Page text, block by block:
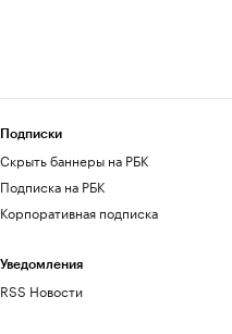
Подписки
Скрыть баннеры на РБК
Подписка на РБК
Корпоративная подписка
Уведомления
RSS Новости